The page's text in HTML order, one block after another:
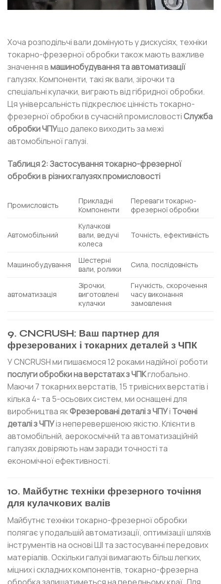
Хоча розподільчі вали домінують у дискусіях, техніки
токарно-фрезерної обробки також мають важливе
значення вмашинобудування та автоматизації
галузях. Компоненти, такі як вали, зірочки та
спеціальні кулачки, виграють від гібридної обробки.
Ця універсальність підкреслює цінність токарно-
фрезерної обробки в сучасній промисловостіСлужба
обробки ЧПУщо далеко виходить за межі
автомобільної галузі.
Таблиця 2: Застосування токарно-фрезерної
обробки в різних галузях промисловості
Промисловість
Прикладні
Компоненти
Переваги токарно-
фрезерної обробки
Автомобільний
Кулачкові
вали, ведучі
колеса
Точність, ефективність
Машинобудування
Шестерні
вали, ролики
Сила, послідовність
автоматизація
Зірочки,
виготовлені
кулачки
Гнучкість, скорочення
часу виконання
замовлення
9. CNCRUSH: Ваш партнер для
фрезерованих і токарних деталей з ЧПК
У CNCRUSH ми пишаємося 12 роками надійної роботи
послуги обробки на верстатах з ЧПКглобально.
Маючи 7 токарних верстатів, 15 тривісних верстатів і
кілька 4- та 5-осьових систем, ми оснащені для
виробництва якФрезеровані деталі з ЧПУі Точені
деталі з ЧПУіз неперевершеною якістю. Клієнти в
автомобільній, аерокосмічній та автоматизаційній
галузях довіряють нам заради точності та
економічної ефективності.
10. Майбутнє техніки фрезерного точіння
для кулачкових валів
Майбутнє техніки токарно-фрезерної обробки
полягає у подальшій автоматизації, оптимізації шляхів
інструментів на основі ШІ та застосуванні передових
матеріалів. Оскільки галузі вимагають більш легких,
міцних і складних компонентів, токарно-фрезерна
обробка залишатиметься на передньому краї. Для